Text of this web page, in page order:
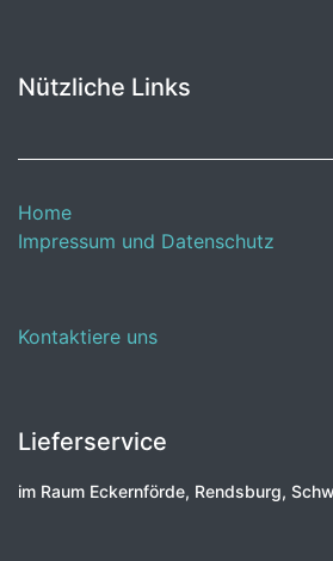
Nützliche Links
Home
Impressum und Datenschutz
Kontaktiere uns
Lieferservice
im Raum Eckernförde, Rendsburg,